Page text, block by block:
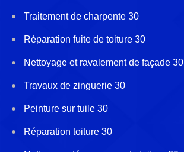
Traitement de charpente 30
Réparation fuite de toiture 30
Nettoyage et ravalement de façade 30
Travaux de zinguerie 30
Peinture sur tuile 30
Réparation toiture 30